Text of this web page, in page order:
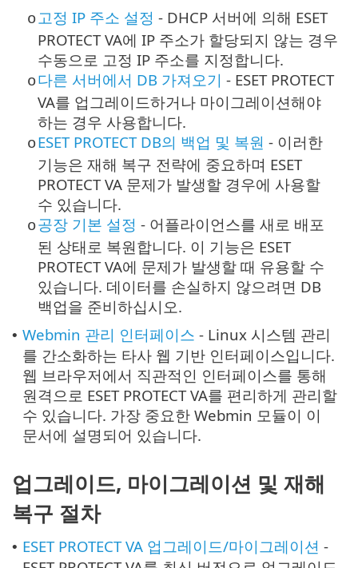
o 고정 IP 주소 설정 - DHCP 서버에 의해 ESET
PROTECT VA에 IP 주소가 할당되지 않는 경우
수동으로 고정 IP 주소를 지정합니다.
o다른 서버에서 DB 가져오기 - ESET PROTECT
VA를 업그레이드하거나 마이그레이션해야
하는 경우 사용합니다.
oESET PROTECT DB의 백업 및 복원 - 이러한
기능은 재해 복구 전략에 중요하며 ESET
PROTECT VA 문제가 발생할 경우에 사용할
수 있습니다.
o공장 기본 설정 - 어플라이언스를 새로 배포
된 상태로 복원합니다. 이 기능은 ESET
PROTECT VA에 문제가 발생할 때 유용할 수
있습니다. 데이터를 손실하지 않으려면 DB
백업을 준비하십시오.
• Webmin 관리 인터페이스 - Linux 시스템 관리
를 간소화하는 타사 웹 기반 인터페이스입니다.
웹 브라우저에서 직관적인 인터페이스를 통해
원격으로 ESET PROTECT VA를 편리하게 관리할
수 있습니다. 가장 중요한 Webmin 모듈이 이
문서에 설명되어 있습니다.
업그레이드, 마이그레이션 및 재해
복구 절차
• ESET PROTECT VA 업그레이드/마이그레이션 -